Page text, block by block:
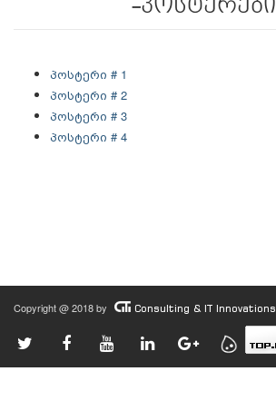
პოსტერი # 1
პოსტერი # 2
პოსტერი # 3
პოსტერი # 4
Copyright @ 2018 by Consulting & IT Innovations